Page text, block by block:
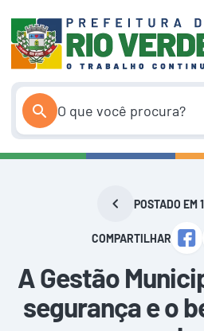
conteúdo
POSTADO EM
COMPARTILHAR
A Gestão
segurança e o